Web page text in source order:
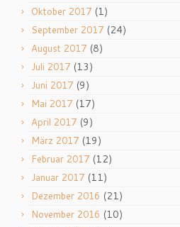
Oktober 2017 (1)
September 2017 (24)
August 2017 (8)
Juli 2017 (13)
Juni 2017 (9)
Mai 2017 (17)
April 2017 (9)
März 2017 (19)
Februar 2017 (12)
Januar 2017 (11)
Dezember 2016 (21)
November 2016 (10)